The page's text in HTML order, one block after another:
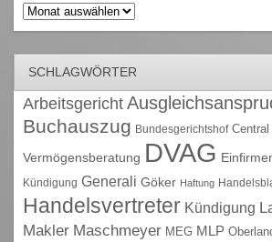
Archiv
SCHLAGWÖRTER
Arbeitsgericht
Buchauszug Bundesgerichtshof Central
Vermögensberatung DVAG
Kündigung Generali Göker Haftung
Handelsvertreter Kündigung
Makler Maschmeyer MEG MLP